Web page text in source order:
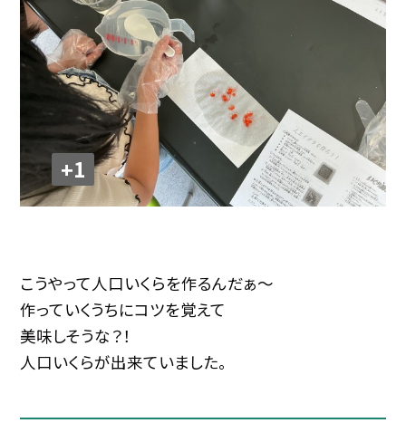
+1
こうやって人口いくらを作るんだぁ〜
作っていくうちにコツを覚えて
美味しそうな？！
人口いくらが出来ていました。